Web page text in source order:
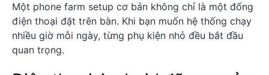
Một phone farm setup cơ bản không chỉ là một đống
điện thoại đặt trên bàn. Khi bạn muốn hệ thống chạy
nhiều giờ mỗi ngày, từng phụ kiện nhỏ đều bắt đầu
quan trọng.